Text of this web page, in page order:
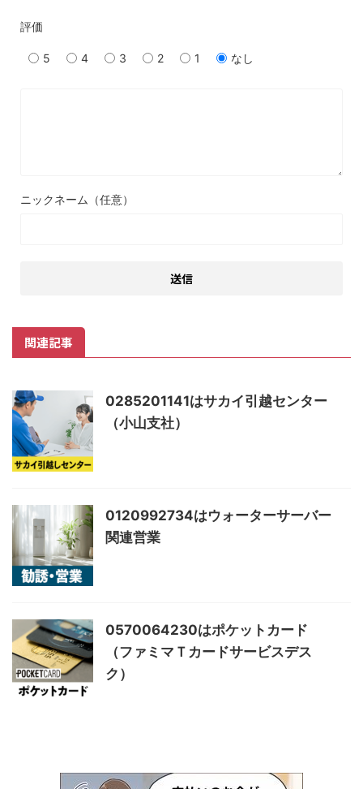
評価
5 4 3 2 1 なし
ニックネーム（任意）
関連記事
0285201141はサカイ引越センター
（小山支社）
0120992734はウォーターサーバー
関連営業
0570064230はポケットカード
（ファミマＴカードサービスデス
ク）